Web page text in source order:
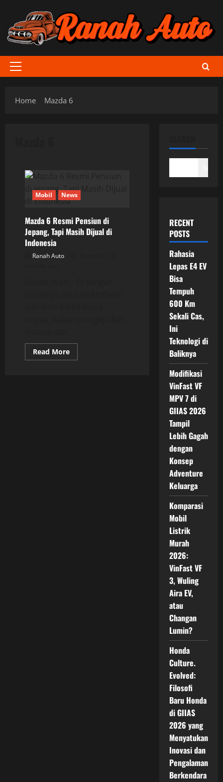
content
Primary
Home
Mazda 6
Mobil News
Mazda 6 Resmi Pensiun di
Jepang, Tapi Masih Dijual di
Indonesia
Ranah Auto
Read MoreRead
more
RECENT
POSTS
Rahasia
Lepas E4 EV
Bisa
Tempuh
600 Km
Sekali Cas,
Ini
Teknologi di
Baliknya
Modifikasi
VinFast VF
MPV 7 di
GIIAS 2026
Tampil
Lebih Gagah
dengan
Konsep
Adventure
Keluarga
Komparasi
Mobil
Listrik
Murah
2026:
VinFast VF
3, Wuling
Aira EV,
atau
Changan
Lumin?
Honda
Culture.
Evolved:
Filosofi
Baru Honda
di GIIAS
2026 yang
Menyatukan
Inovasi dan
Pengalaman
Berkendara